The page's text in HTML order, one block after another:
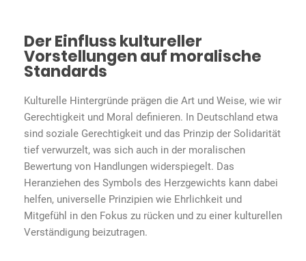
Der Einfluss kultureller
Vorstellungen auf moralische
Standards
Kulturelle Hintergründe prägen die Art und Weise, wie wir
Gerechtigkeit und Moral definieren. In Deutschland etwa
sind soziale Gerechtigkeit und das Prinzip der Solidarität
tief verwurzelt, was sich auch in der moralischen
Bewertung von Handlungen widerspiegelt. Das
Heranziehen des Symbols des Herzgewichts kann dabei
helfen, universelle Prinzipien wie Ehrlichkeit und
Mitgefühl in den Fokus zu rücken und zu einer kulturellen
Verständigung beizutragen.